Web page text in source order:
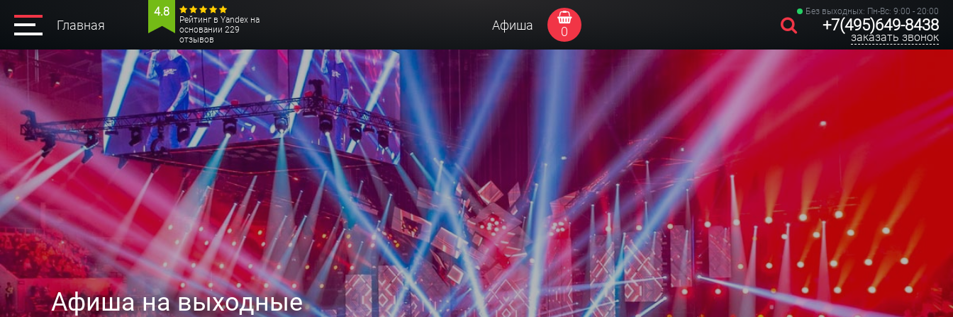
Главная
4.8
Рейтинг в Yandex на
основании 229
отзывов
Афиша 0
Без выходных: Пн-Вс: 9:00 - 20:00
+7(495)649-8438
заказать звонок
Афиша на выходные